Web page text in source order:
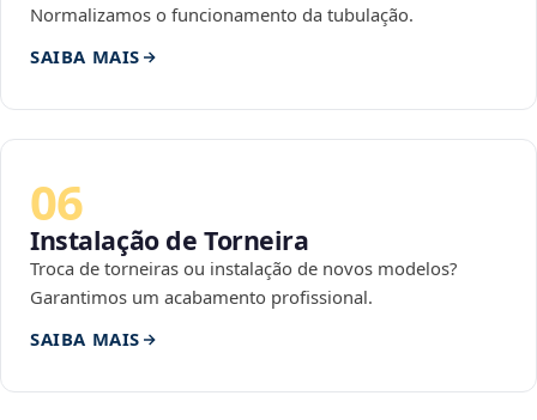
Normalizamos o funcionamento da tubulação.
SAIBA MAIS
06
Instalação de Torneira
Troca de torneiras ou instalação de novos modelos?
Garantimos um acabamento profissional.
SAIBA MAIS